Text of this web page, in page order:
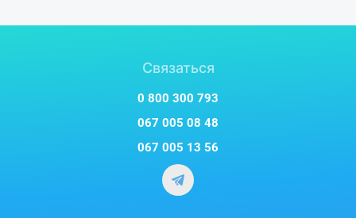
Связаться
0 800 300 793
067 005 08 48
067 005 13 56